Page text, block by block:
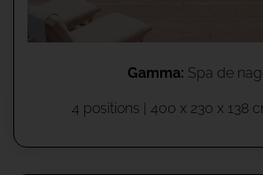
Gamma: Spa de
4 positions | 400 x 230 x 138